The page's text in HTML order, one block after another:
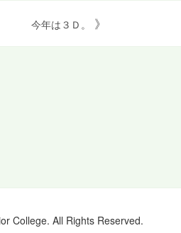
今年は３Ｄ。 》
College. All Rights Reserved.